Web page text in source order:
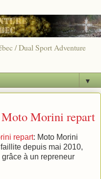
/ Dual Sport Adventure
▼
Moto Morini repart
repart: Moto Morini
depuis mai 2010,
à un repreneur